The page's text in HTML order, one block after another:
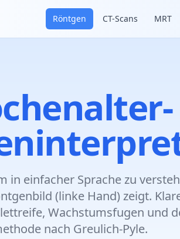
Röntgen CT-Scans MRT
in einfacher Sprache zu
(linke Hand) zeigt.
Wachstumsfugen und
nach Greulich-Pyle.